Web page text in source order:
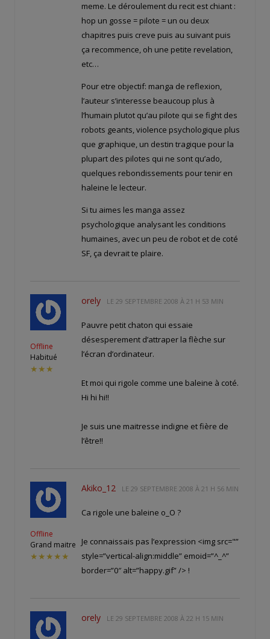
meme. Le déroulement du recit est chiant :
hop un gosse = pilote = un ou deux
chapitres puis creve puis au suivant puis
ça recommence, oh une petite revelation,
etc…
Pour etre objectif: manga de reflexion,
l’auteur s’interesse beaucoup plus à
l’humain plutot qu’au pilote qui se fight des
robots geants, violence psychologique plus
que graphique, un destin tragique pour la
plupart des pilotes qui ne sont qu’ado,
quelques rebondissements pour tenir en
haleine le lecteur.
Si tu aimes les manga assez
psychologique analysant les conditions
humaines, avec un peu de robot et de coté
SF, ça devrait te plaire.
Offline
Habitué
★★★
orely LE 29 SEPTEMBRE 2008 À 21 H 53 MIN
Pauvre petit chaton qui essaie
désesperement d’attraper la flèche sur
l’écran d’ordinateur.
Et moi qui rigole comme une baleine à coté.
Hi hi hi!!
Je suis une maitresse indigne et fière de
l’être!!
Offline
Grand maitre
★★★★★
Akiko_12 LE 29 SEPTEMBRE 2008 À 21 H 56 MIN
Ca rigole une baleine o_O ?
Je connaissais pas l’expression <img src="”
style=”vertical-align:middle” emoid=”^_^”
border=”0″ alt=”happy.gif” /> !
orely LE 29 SEPTEMBRE 2008 À 22 H 15 MIN